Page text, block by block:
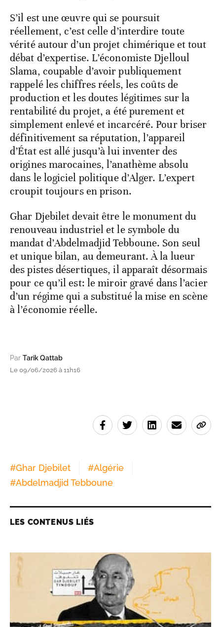
S’il est une œuvre qui se poursuit
réellement, c’est celle d’interdire toute
vérité autour d’un projet chimérique et tout
débat d’expertise. L’économiste Djelloul
Slama, coupable d’avoir publiquement
rappelé les chiffres réels, les coûts de
production et les doutes légitimes sur la
rentabilité du projet, a été purement et
simplement enlevé et incarcéré. Pour briser
définitivement sa réputation, l’appareil
d’État est allé jusqu’à lui inventer des
origines marocaines, l’anathème absolu
dans le logiciel politique d’Alger. L’expert
croupit toujours en prison.
Ghar Djebilet devait être le monument du
renouveau industriel et le symbole du
mandat d’Abdelmadjid Tebboune. Son seul
et unique bilan, au demeurant. À la lueur
des pistes désertiques, il apparaît désormais
pour ce qu’il est: le miroir gravé dans l’acier
d’un régime qui a substitué la mise en scène
à l’économie réelle.
Par Tarik Qattab
Le 09/06/2026 à 11h16
#Ghar Djebilet #Algérie
#Abdelmadjid Tebboune
LES CONTENUS LIÉS